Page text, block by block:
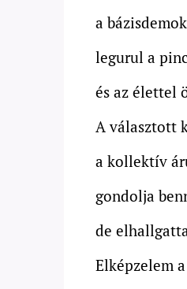
a
legurul a
és az élettel
A választott
a kollektív
gondolja
de
Elképzelem